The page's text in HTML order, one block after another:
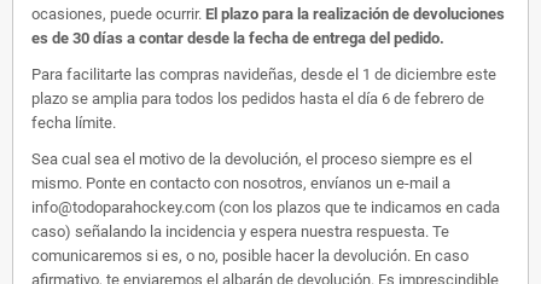
ocasiones, puede ocurrir. El plazo para la realización de devoluciones
es de 30 días a contar desde la fecha de entrega del pedido.
Para facilitarte las compras navideñas, desde el 1 de diciembre este
plazo se amplia para todos los pedidos hasta el día 6 de febrero de
fecha límite.
Sea cual sea el motivo de la devolución, el proceso siempre es el
mismo. Ponte en contacto con nosotros, envíanos un e-mail a
info@todoparahockey.com (con los plazos que te indicamos en cada
caso) señalando la incidencia y espera nuestra respuesta. Te
comunicaremos si es, o no, posible hacer la devolución. En caso
afirmativo, te enviaremos el albarán de devolución. Es imprescindible